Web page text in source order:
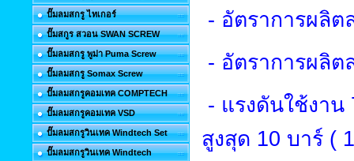
ปั๊มลมสกรู ไทเกอร์
ปั๊มสกูร สวอน SWAN SCREW
ปั๊มลมสกรู พูม่า Puma Screw
ปั๊มลมสกรู Somax Screw
ปั๊มลมสกรูคอมเทค COMPTECH
ปั๊มลมสกรูคอมเทค VSD
ปั๊มลมสกรูวินเทค Windtech Set
ปั๊มลมสกรูวินเทค Windtech
- อัตราการผลิ
- อัตราการผลิ
- แรงดันใช้งาน
สูงสุด 10 บาร์ (